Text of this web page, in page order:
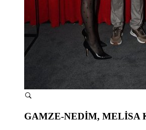
GAMZE-NEDİM, MELİSA